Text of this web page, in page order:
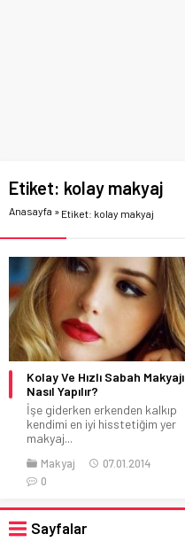
Etiket: kolay makyaj
Anasayfa » Etiket: kolay makyaj
Kolay Ve Hızlı Sabah Makyajı
Nasıl Yapılır?
İşe giderken erkenden kalkıp
kendimi en iyi hisstetiğim yer
makyaj...
Makyaj
07.01.2014
0
Sayfalar